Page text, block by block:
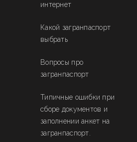
интернет
Какой загранпаспорт
выбрать
Вопросы про
загранпаспорт
Типичные ошибки при
сборе документов и
заполнении анкет на
загранпаспорт.